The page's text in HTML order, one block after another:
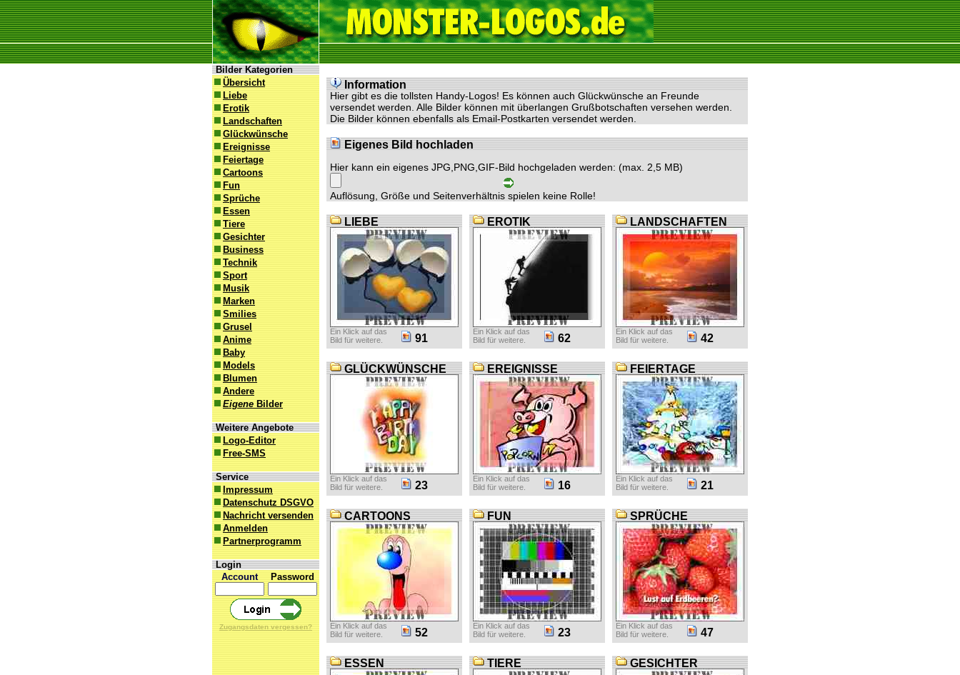
Bilder Kategorien
Übersicht
Liebe
Erotik
Landschaften
Glückwünsche
Ereignisse
Feiertage
Cartoons
Fun
Sprüche
Essen
Tiere
Gesichter
Business
Technik
Sport
Musik
Marken
Smilies
Grusel
Anime
Baby
Models
Blumen
Andere
Eigene Bilder
Weitere Angebote
Logo-Editor
Free-SMS
Service
Impressum
Datenschutz DSGVO
Nachricht versenden
Anmelden
Partnerprogramm
Login
Account
Password
Zugangsdaten vergessen?
Information
Hier gibt es die tollsten Handy-Logos! Es können auch Glückwünsche an Freunde
versendet werden. Alle Bilder können mit überlangen Grußbotschaften versehen werden.
Die Bilder können ebenfalls als Email-Postkarten versendet werden.
Eigenes Bild hochladen
Hier kann ein eigenes JPG,PNG,GIF-Bild hochgeladen werden: (max. 2,5 MB)
Auflösung, Größe und Seitenverhältnis spielen keine Rolle!
LIEBE
Ein Klick auf das
Bild für weitere.
91
EROTIK
Ein Klick auf das
Bild für weitere.
62
LANDSCHAFTEN
Ein Klick auf das
Bild für weitere.
42
GLÜCKWÜNSCHE
Ein Klick auf das
Bild für weitere.
23
EREIGNISSE
Ein Klick auf das
Bild für weitere.
16
FEIERTAGE
Ein Klick auf das
Bild für weitere.
21
CARTOONS
Ein Klick auf das
Bild für weitere.
52
FUN
Ein Klick auf das
Bild für weitere.
23
SPRÜCHE
Ein Klick auf das
Bild für weitere.
47
ESSEN TIERE GESICHTER